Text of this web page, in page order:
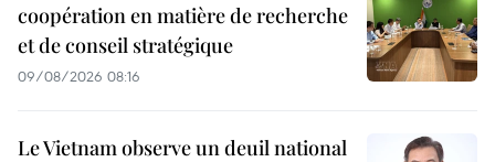
coopération en matière de recherche
et de conseil stratégique
09/08/2026 08:16
Le Vietnam observe un deuil national